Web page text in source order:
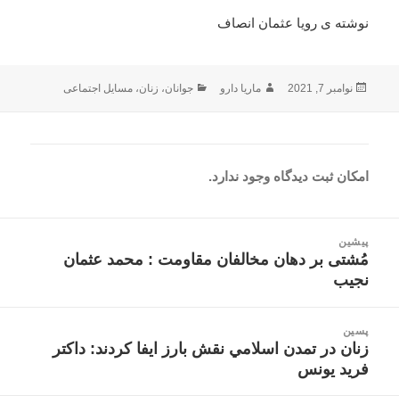
نوشته ی رویا عثمان انصاف
ارسال
نوامبر 7, 2021 نویسنده
ماریا دارو دسته‌ها
جوانان، زنان،مسایل اجتماعی
امکان ثبت دیدگاه وجود ندارد.
نوشتهپیشین
نوشته
قبلی:
مُشتی بر دهان مخالفان مقاومت : محمد عثمان
نجیب
پسین
نوشته
بعدی:
زنان در تمدن اسلامي نقش بارز ايفا كردند: داکتر
فرید یونس